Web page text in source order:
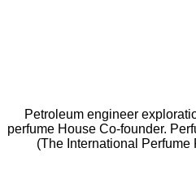
Petroleum engineer
perfume House Co-founder.
(The International